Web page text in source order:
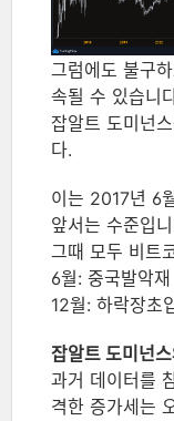
그럼에도
속될 수
잡알트
다.
이는 2017년
앞서는
그때 모두
6월: 중국발악재
12월:
잡알트
과거 데이터를
격한 증가세는